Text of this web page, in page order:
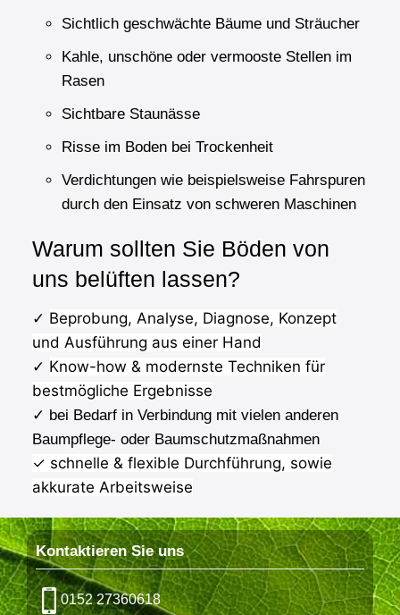
Sichtlich geschwächte Bäume und Sträucher
Kahle, unschöne oder vermooste Stellen im
Rasen
Sichtbare Staunässe
Risse im Boden bei Trockenheit
Verdichtungen wie beispielsweise Fahrspuren
durch den Einsatz von schweren Maschinen
Warum sollten Sie Böden von
uns belüften lassen?
✓ Beprobung, Analyse, Diagnose, Konzept
und Ausführung aus einer Hand
✓ Know-how & modernste Techniken für
bestmögliche Ergebnisse
✓ bei Bedarf in Verbindung mit vielen anderen
Baumpflege- oder Baumschutzmaßnahmen
✓ schnelle & flexible Durchführung, sowie
akkurate Arbeitsweise
Kontaktieren Sie uns
0152 27360618